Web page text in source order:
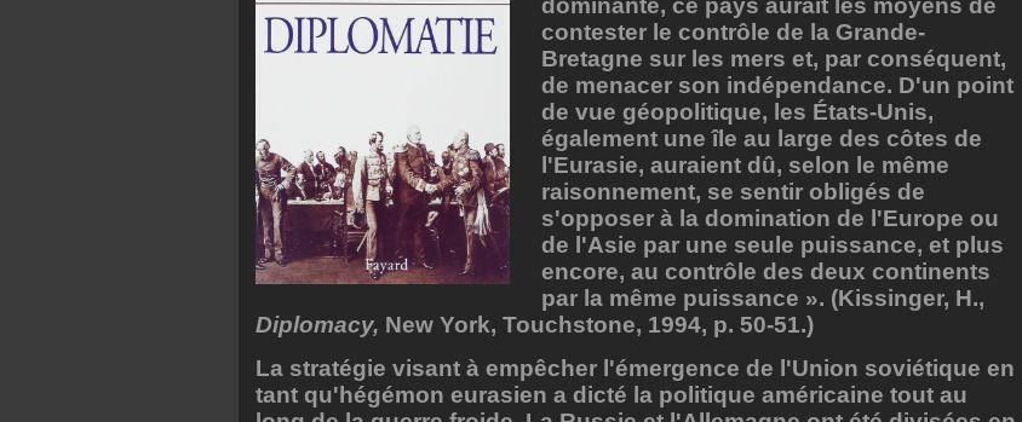
dominante, ce pays aurait les moyens de
contester le contrôle de la Grande-
Bretagne sur les mers et, par conséquent,
de menacer son indépendance. D'un point
de vue géopolitique, les États-Unis,
également une île au large des côtes de
l'Eurasie, auraient dû, selon le même
raisonnement, se sentir obligés de
s'opposer à la domination de l'Europe ou
de l'Asie par une seule puissance, et plus
encore, au contrôle des deux continents
par la même puissance ». (Kissinger, H.,
Diplomacy, New York, Touchstone, 1994, p. 50-51.)
La stratégie visant à empêcher l'émergence de l'Union soviétique en
tant qu'hégémon eurasien a dicté la politique américaine tout au